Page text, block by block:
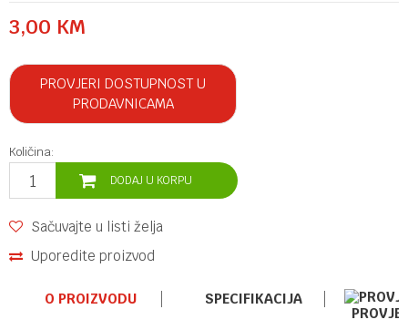
3,00 KM
PROVJERI DOSTUPNOST U
PRODAVNICAMA
Količina:
DODAJ U KORPU
Sačuvajte u listi želja
Uporedite proizvod
O PROIZVODU
SPECIFIKACIJA